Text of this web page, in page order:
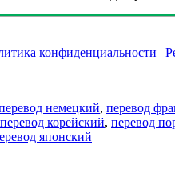
конфиденциальности |
немецкий, перевод
перевод корейский, перевод
японский